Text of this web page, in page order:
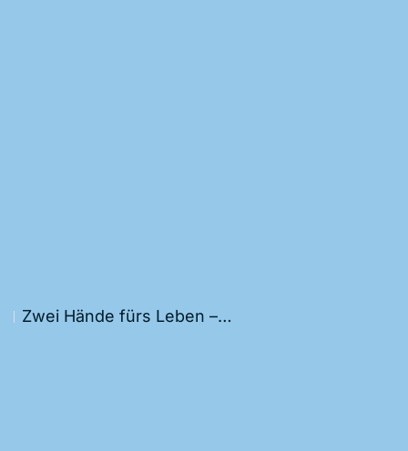
Zwei Hände fürs Leben –…